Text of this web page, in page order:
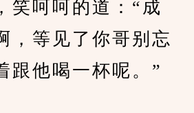
笑呵呵的道：“成
，等见了你哥别忘
跟他喝一杯呢。”